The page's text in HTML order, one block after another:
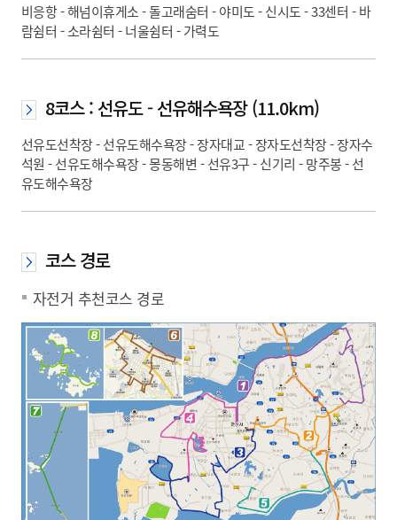
비응항 - 해넘이휴게소 - 돌고래숨터 - 야미도 - 신시도 - 33센터 - 바
람쉼터 - 소라쉼터 - 너울쉼터 - 가력도
8코스 : 선유도 - 선유해수욕장 (11.0km)
선유도선착장 - 선유도해수욕장 - 장자대교 - 장자도선착장 - 장자수
석원 - 선유도해수욕장 - 몽동해변 - 선유3구 - 신기리 - 망주봉 - 선
유도해수욕장
코스 경로
자전거 추천코스 경로